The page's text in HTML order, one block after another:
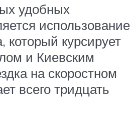
удобных
использование
который курсирует
и Киевским
на скоростном
всего тридцать